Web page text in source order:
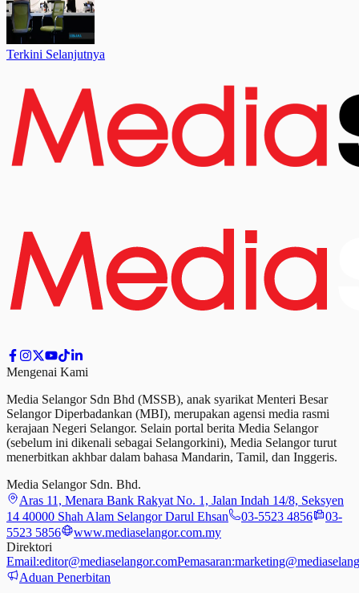
Terkini Selanjutnya
Mengenai Kami
Media Selangor Sdn Bhd (MSSB), anak syarikat Menteri Besar
Selangor Diperbadankan (MBI), merupakan agensi media rasmi
kerajaan Negeri Selangor. Selain portal berita Media Selangor
(sebelum ini dikenali sebagai Selangorkini), Media Selangor turut
menerbitkan akhbar dalam bahasa Mandarin, Tamil, dan Inggeris.
Media Selangor Sdn. Bhd.
Aras 11, Menara Bank Rakyat No. 1, Jalan Indah 14/8, Seksyen
14 40000 Shah Alam Selangor Darul Ehsan
03-5523 4856
03-
5523 5856
www.mediaselangor.com.my
Direktori
Email:editor@mediaselangor.comPemasaran:
Aduan Penerbitan